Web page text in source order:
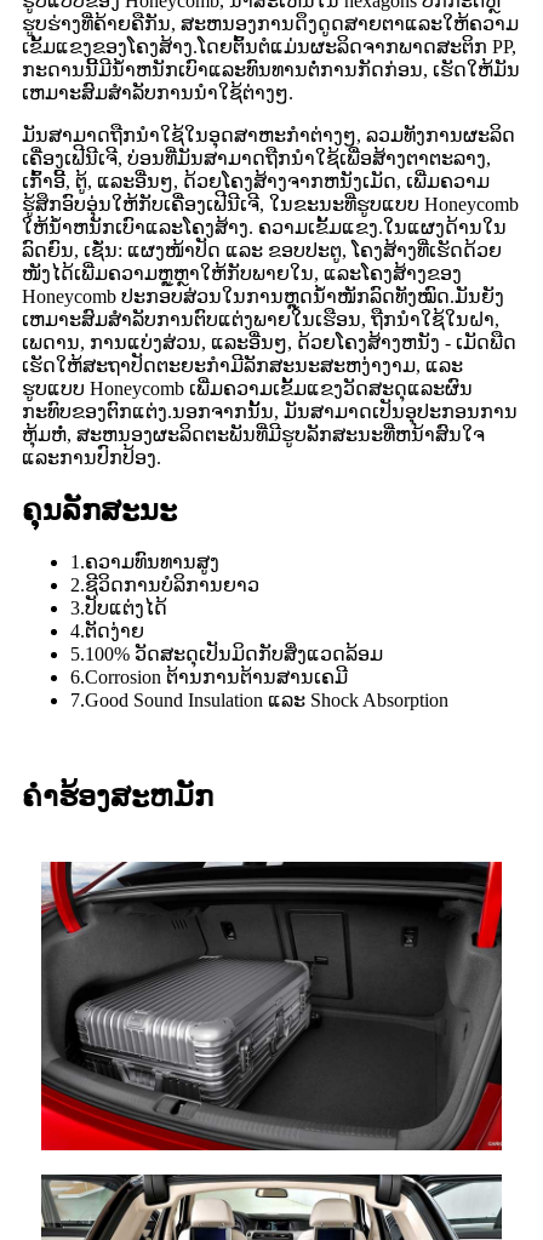
ຮູບຮ່າງທີ່ຄ້າຍຄືກັນ, ສະຫນອງການດຶງດູດສາຍຕາແລະໃຫ້ຄວາມ
ເຂັ້ມແຂງຂອງໂຄງສ້າງ.ໂດຍຕົ້ນຕໍແມ່ນຜະລິດຈາກພາດສະຕິກ PP,
ກະດານນີ້ມີນ້ໍາຫນັກເບົາແລະທົນທານຕໍ່ການກັດກ່ອນ, ເຮັດໃຫ້ມັນ
ເຫມາະສົມສໍາລັບການນໍາໃຊ້ຕ່າງໆ.
ມັນສາມາດຖືກນໍາໃຊ້ໃນອຸດສາຫະກໍາຕ່າງໆ, ລວມທັງການຜະລິດ
ເຄື່ອງເຟີນີເຈີ, ບ່ອນທີ່ມັນສາມາດຖືກນໍາໃຊ້ເພື່ອສ້າງຕາຕະລາງ,
ເກົ້າອີ້, ຕູ້, ແລະອື່ນໆ, ດ້ວຍໂຄງສ້າງຈາກຫນັງເມັດ, ເພີ່ມຄວາມ
ຮູ້ສຶກອົບອຸ່ນໃຫ້ກັບເຄື່ອງເຟີນີເຈີ, ໃນຂະນະທີ່ຮູບແບບ Honeycomb
ໃຫ້ນ້ໍາຫນັກເບົາແລະໂຄງສ້າງ. ຄວາມເຂັ້ມແຂງ.ໃນແຜງດ້ານໃນ
ລົດຍົນ, ເຊັ່ນ: ແຜງໜ້າປັດ ແລະ ຂອບປະຕູ, ໂຄງສ້າງທີ່ເຮັດດ້ວຍ
ໜັງໄດ້ເພີ່ມຄວາມຫຼູຫຼາໃຫ້ກັບພາຍໃນ, ແລະໂຄງສ້າງຂອງ
Honeycomb ປະກອບສ່ວນໃນການຫຼຸດນ້ຳໜັກລົດທັງໝົດ.ມັນຍັງ
ເຫມາະສົມສໍາລັບການຕົບແຕ່ງພາຍໃນເຮືອນ, ຖືກນໍາໃຊ້ໃນຝາ,
ເພດານ, ການແບ່ງສ່ວນ, ແລະອື່ນໆ, ດ້ວຍໂຄງສ້າງຫນັງ - ເມັດພືດ
ເຮັດໃຫ້ສະຖາປັດຕະຍະກໍາມີລັກສະນະສະຫງ່າງາມ, ແລະ
ຮູບແບບ Honeycomb ເພີ່ມຄວາມເຂັ້ມແຂງວັດສະດຸແລະຜົນ
ກະທົບຂອງຕົກແຕ່ງ.ນອກຈາກນັ້ນ, ມັນສາມາດເປັນອຸປະກອນການ
ຫຸ້ມຫໍ່, ສະຫນອງຜະລິດຕະພັນທີ່ມີຮູບລັກສະນະທີ່ຫນ້າສົນໃຈ
ແລະການປົກປ້ອງ.
ຄຸນ​ລັກ​ສະ​ນະ
1.ຄວາມທົນທານສູງ
2.ຊີວິດການບໍລິການຍາວ
3.ປັບແຕ່ງໄດ້
4.ຕັດງ່າຍ
5.100% ວັດສະດຸເປັນມິດກັບສິ່ງແວດລ້ອມ
6.Corrosion ຕ້ານການຕ້ານສານເຄມີ
7.Good Sound Insulation ແລະ Shock Absorption
ຄໍາຮ້ອງສະຫມັກ